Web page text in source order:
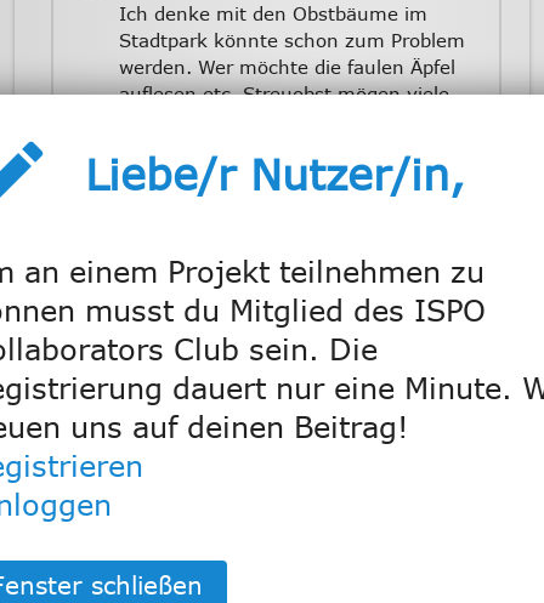
Ich denke mit den Obstbäume im
Stadtpark könnte schon zum Problem
werden. Wer möchte die faulen Äpfel
auflesen etc. Streuobst mögen viele
Supermarkt aussieht. Sieht man schon
bei den Streuobst in der Rhön. Verfault
Kultur Wild-und Wiesenblumen wäre
ökologisch und für die Seele eine
Bereicherung.
Jenny&Jörg 3.05.21 21:06
Ganz ehrlich, ich bin kein Pessimist,
aber wenn ich an essbar bepflanzte
geistige Auge darin liegen,
Vandalismus und vollgespuktes
Liebe/r Nutzer/in,
an einem Projekt teilnehmen zu
musst du Mitglied des ISPO
Club sein. Die
dauert nur eine Minute.
uns auf deinen Beitrag!